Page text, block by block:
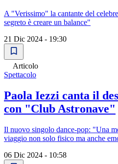
A "Verissimo" la cantante del
segreto è creare un balance"
21 Dic 2024 - 19:30
Articolo
Spettacolo
Paola Iezzi canta il
con "Club Astronave"
Il nuovo singolo dance-pop: "Una
viaggio non solo fisico ma anche
06 Dic 2024 - 10:58